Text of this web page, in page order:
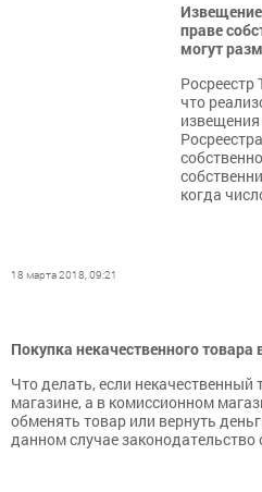
праве
могут
Росреестр
что
когда
18 марта 2018, 09:21
Покупка некачественного
Что делать, если некачественный
магазине, а в комиссионном
обменять товар или вернуть
данном случае законодательство